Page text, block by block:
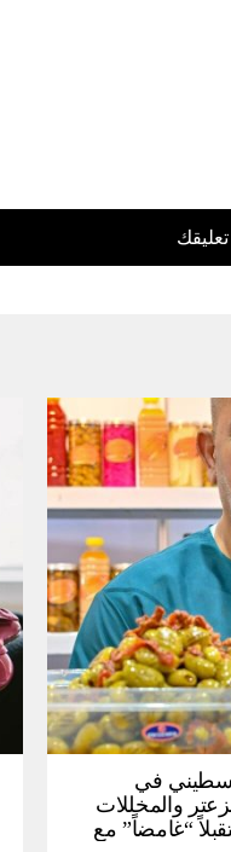
في
والمخللات
“غامضاً” ​​مع